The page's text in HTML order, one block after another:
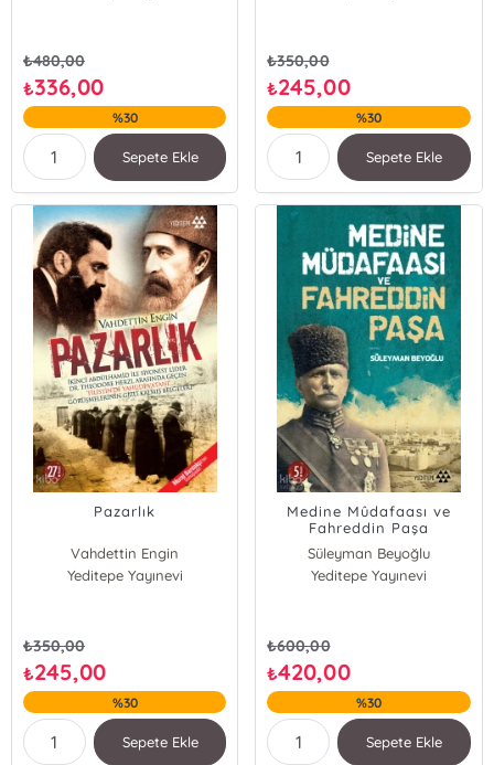
₺480,00
₺336,00
%30
Sepete Ekle
₺350,00
₺245,00
%30
Sepete Ekle
Pazarlık
Vahdettin Engin
Yeditepe Yayınevi
₺350,00
₺245,00
%30
Sepete Ekle
Medine Mûdafaası ve
Fahreddin Paşa
Süleyman Beyoğlu
Yeditepe Yayınevi
₺600,00
₺420,00
%30
Sepete Ekle